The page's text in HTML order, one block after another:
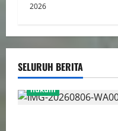
2026
SELURUH BERITA
hukum